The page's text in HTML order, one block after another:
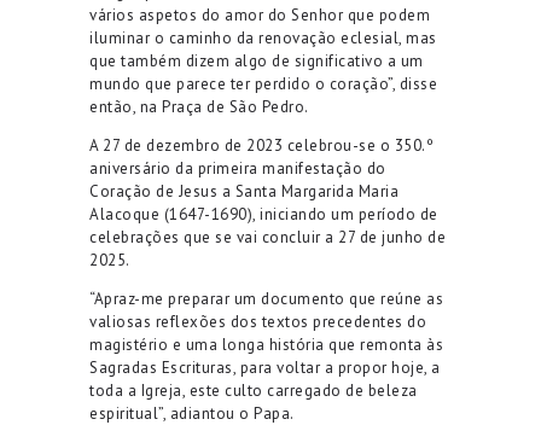
vários aspetos do amor do Senhor que podem
iluminar o caminho da renovação eclesial, mas
que também dizem algo de significativo a um
mundo que parece ter perdido o coração”, disse
então, na Praça de São Pedro.
A 27 de dezembro de 2023 celebrou-se o 350.º
aniversário da primeira manifestação do
Coração de Jesus a Santa Margarida Maria
Alacoque (1647-1690), iniciando um período de
celebrações que se vai concluir a 27 de junho de
2025.
“Apraz-me preparar um documento que reúne as
valiosas reflexões dos textos precedentes do
magistério e uma longa história que remonta às
Sagradas Escrituras, para voltar a propor hoje, a
toda a Igreja, este culto carregado de beleza
espiritual”, adiantou o Papa.